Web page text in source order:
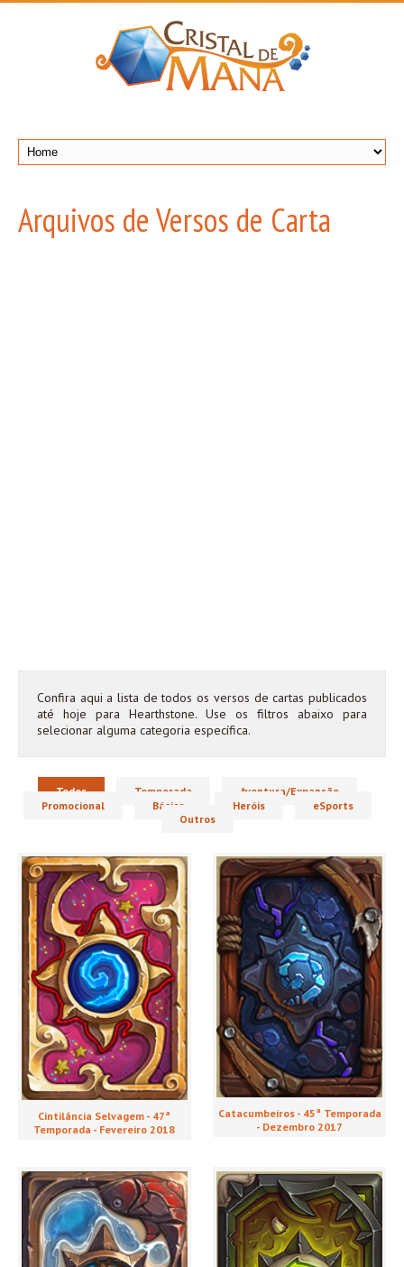
Arquivos de Versos de Carta
Confira aqui a lista de todos os versos de cartas publicados
até hoje para Hearthstone. Use os filtros abaixo para
selecionar alguma categoria específica.
Todos Temporada
Aventura/Expansão
Promocional
Básico Heróis
eSports
Outros
Cintilância Selvagem - 47ª
Temporada - Fevereiro 2018
Catacumbeiros - 45ª Temporada
- Dezembro 2017